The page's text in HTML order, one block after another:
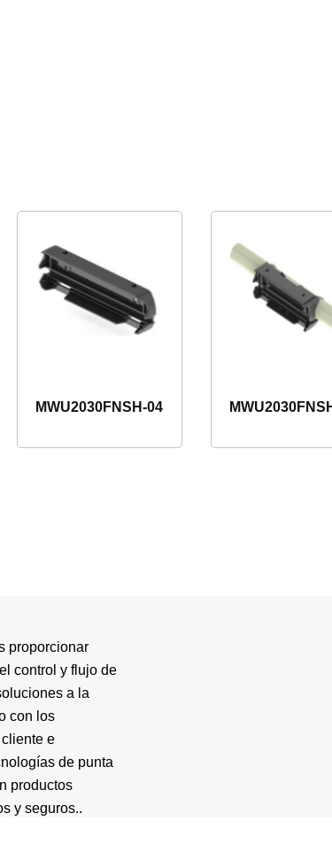
MWU2030FNSH-04
proporcionar
control y flujo de
a la
con los
e
de punta
productos
y seguros..